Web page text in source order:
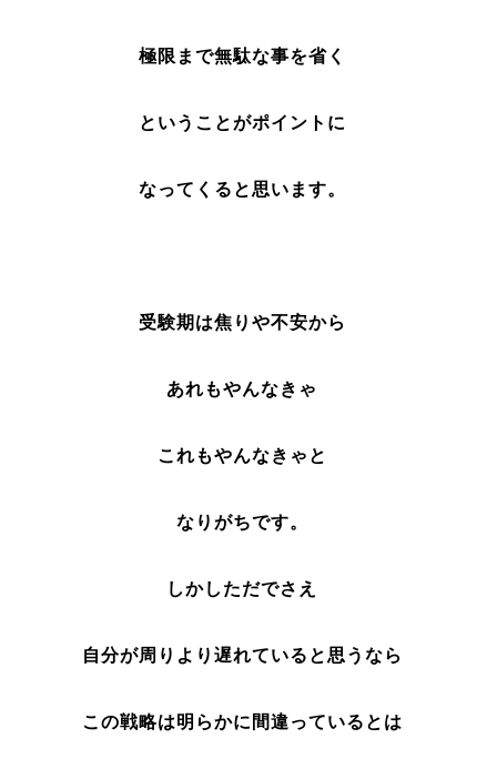
極限まで無駄な事を省く
ということがポイントに
なってくると思います。
受験期は焦りや不安から
あれもやんなきゃ
これもやんなきゃと
なりがちです。
しかしただでさえ
自分が周りより遅れていると思うなら
この戦略は明らかに間違っているとは